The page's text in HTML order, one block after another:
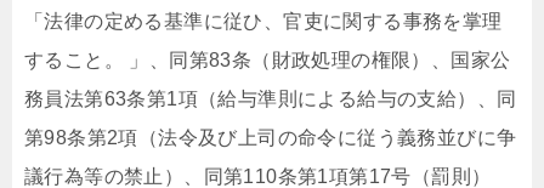
「法律の定める基準に従ひ、官吏に関する事務を掌理
すること。 」、同第83条（財政処理の権限）、国家公
務員法第63条第1項（給与準則による給与の支給）、同
第98条第2項（法令及び上司の命令に従う義務並びに争
議行為等の禁止）、同第110条第1項第17号（罰則）